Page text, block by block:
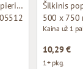
Tamsiai mėlyni popieriniai maišeliai su susuktomis rankenomis
Šilkinis
500 x 750
Kaina už 1
10,29 €
1+ pkg.